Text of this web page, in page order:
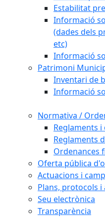
Estabilitat
Informació
(dades dels
etc)
Informació
Patrimoni
Inventari de
Informació
Normativa /
Reglaments
Reglaments
Ordenances
Oferta pública
Actuacions i
Plans, protocols i
Seu electrònica
Transparència